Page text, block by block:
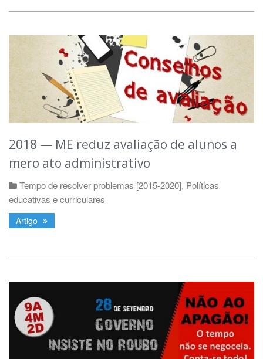
2018 — ME reduz avaliação de alunos a
mero ato administrativo
Tempo de resolver problemas [2015-2020], Políticas
educativas e curriculares
Artigo